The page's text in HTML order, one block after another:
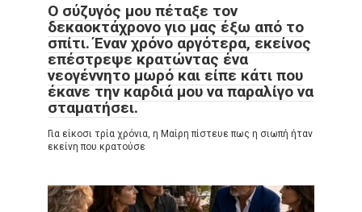
Ο σύζυγός μου πέταξε τον
δεκαοκτάχρονο γιο μας έξω από το
σπίτι. Έναν χρόνο αργότερα, εκείνος
επέστρεψε κρατώντας ένα
νεογέννητο μωρό και είπε κάτι που
έκανε την καρδιά μου να παραλίγο να
σταματήσει.
Για είκοσι τρία χρόνια, η Μαίρη πίστευε πως η σιωπή ήταν
εκείνη που κρατούσε